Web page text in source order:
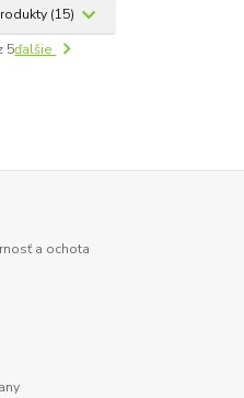
(15)
5ďalšie
a ochota